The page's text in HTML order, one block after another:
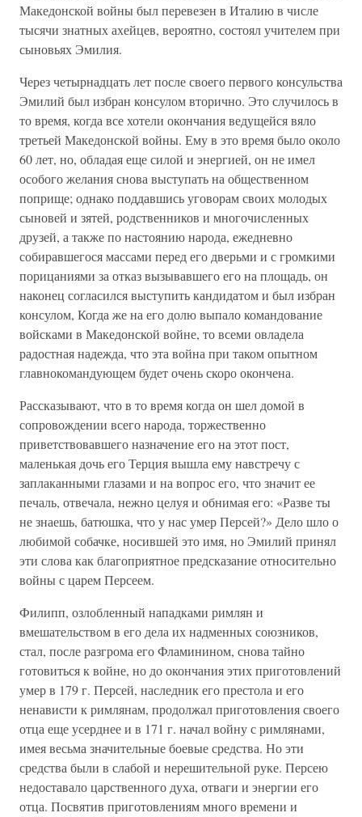
Македонской войны был перевезен в Италию в числе
тысячи знатных ахейцев, вероятно, состоял учителем при
сыновьях Эмилия.
Через четырнадцать лет после своего первого консульства
Эмилий был избран консулом вторично. Это случилось в
то время, когда все хотели окончания ведущейся вяло
третьей Македонской войны. Ему в это время было около
60 лет, но, обладая еще силой и энергией, он не имел
особого желания снова выступать на общественном
поприще; однако поддавшись уговорам своих молодых
сыновей и зятей, родственников и многочисленных
друзей, а также по настоянию народа, ежедневно
собиравшегося массами перед его дверьми и с громкими
порицаниями за отказ вызывавшего его на площадь, он
наконец согласился выступить кандидатом и был избран
консулом, Когда же на его долю выпало командование
войсками в Македонской войне, то всеми овладела
радостная надежда, что эта война при таком опытном
главнокомандующем будет очень скоро окончена.
Рассказывают, что в то время когда он шел домой в
сопровождении всего народа, торжественно
приветствовавшего назначение его на этот пост,
маленькая дочь его Терция вышла ему навстречу с
заплаканными глазами и на вопрос его, что значит ее
печаль, отвечала, нежно целуя и обнимая его: «Разве ты
не знаешь, батюшка, что у нас умер Персей?» Дело шло о
любимой собачке, носившей это имя, но Эмилий принял
эти слова как благоприятное предсказание относительно
войны с царем Персеем.
Филипп, озлобленный нападками римлян и
вмешательством в его дела их надменных союзников,
стал, после разгрома его Фламинином, снова тайно
готовиться к войне, но до окончания этих приготовлений
умер в 179 г. Персей, наследник его престола и его
ненависти к римлянам, продолжал приготовления своего
отца еще усерднее и в 171 г. начал войну с римлянами,
имея весьма значительные боевые средства. Но эти
средства были в слабой и нерешительной руке. Персею
недоставало царственного духа, отваги и энергии его
отца. Посвятив приготовлениям много времени и